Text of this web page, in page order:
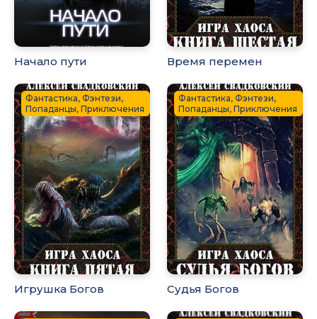
Начало пути Время перемен
Фантастика, Фэнтези,
Попаданцы, Приключения
Игрушка Богов
Фантастика, Фэнтези,
Попаданцы, Приключения
Судья Богов